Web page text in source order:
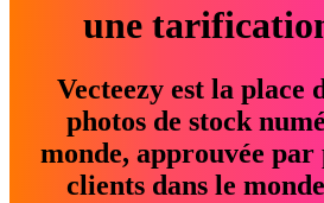
une
Vecteezy est la place
photos de stock
monde, approuvée par
clients dans le